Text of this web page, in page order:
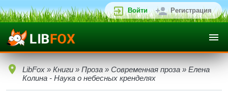
Войти Регистрация
LibFox » Книги » Проза » Современная проза » Елена
Колина - Наука о небесных кренделях